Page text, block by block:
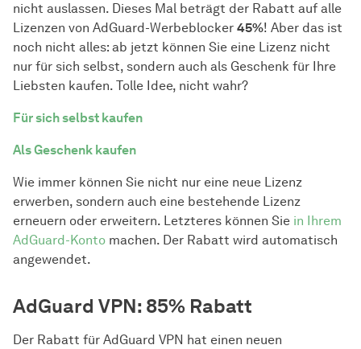
nicht auslassen. Dieses Mal beträgt der Rabatt auf alle
Lizenzen von AdGuard-Werbeblocker 45%! Aber das ist
noch nicht alles: ab jetzt können Sie eine Lizenz nicht
nur für sich selbst, sondern auch als Geschenk für Ihre
Liebsten kaufen. Tolle Idee, nicht wahr?
Für sich selbst kaufen
Als Geschenk kaufen
Wie immer können Sie nicht nur eine neue Lizenz
erwerben, sondern auch eine bestehende Lizenz
erneuern oder erweitern. Letzteres können Sie in Ihrem
AdGuard-Konto machen. Der Rabatt wird automatisch
angewendet.
AdGuard VPN: 85% Rabatt
Der Rabatt für AdGuard VPN hat einen neuen